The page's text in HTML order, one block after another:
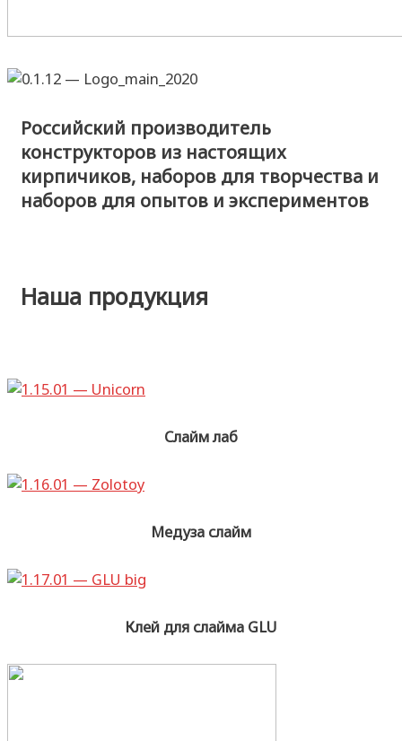
Российский производитель
конструкторов из настоящих
кирпичиков, наборов для творчества и
наборов для опытов и экспериментов
Наша продукция
Слайм лаб
Медуза слайм
Клей для слайма GLU